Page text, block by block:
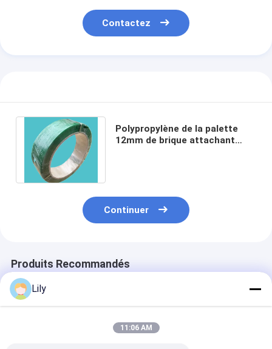
Contactez
Polypropylène de la palette
12mm de brique attachant
Continuer
Produits Recommandés
Lily
11:06 AM